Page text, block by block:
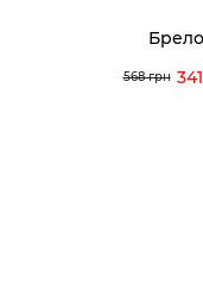
568 грн